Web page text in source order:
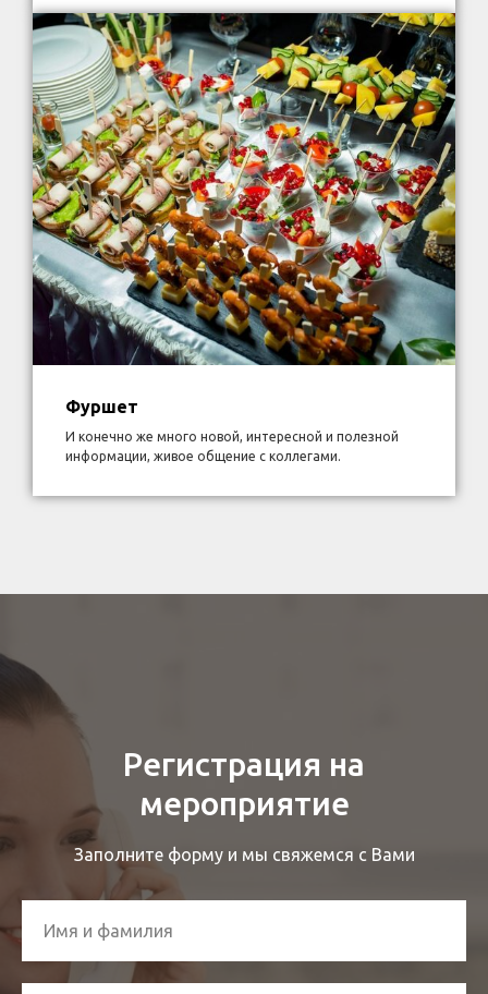
Фуршет
И конечно же много новой, интересной и полезной
информации, живое общение с коллегами.
Регистрация на
мероприятие
Заполните форму и мы свяжемся с Вами